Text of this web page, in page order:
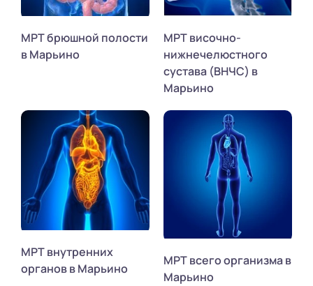
МРТ брюшной полости
в Марьино
МРТ височно-
нижнечелюстного
сустава (ВНЧС) в
Марьино
МРТ внутренних
органов в Марьино
МРТ всего организма в
Марьино